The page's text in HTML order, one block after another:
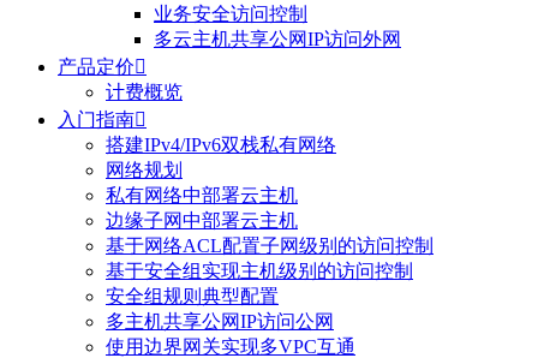
业务安全访问控制
多云主机共享公网IP访问外网
产品定价
计费概览
入门指南
搭建IPv4/IPv6双栈私有网络
网络规划
私有网络中部署云主机
边缘子网中部署云主机
基于网络ACL配置子网级别的访问控制
基于安全组实现主机级别的访问控制
安全组规则典型配置
多主机共享公网IP访问公网
使用边界网关实现多VPC互通